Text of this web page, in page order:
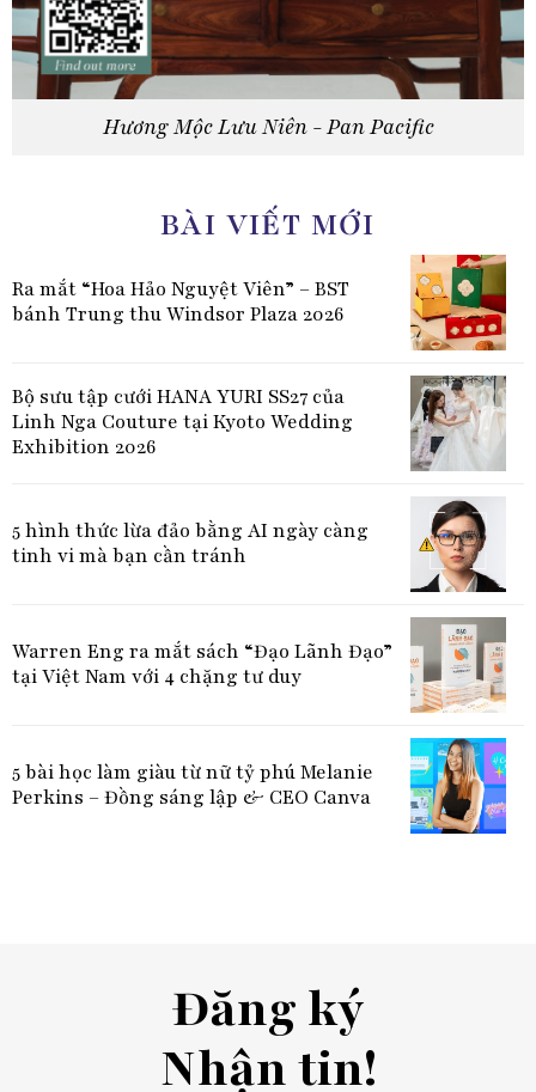
Hương Mộc Lưu Niên - Pan Pacific
BÀI VIẾT MỚI
Ra mắt “Hoa Hảo Nguyệt Viên” – BST
bánh Trung thu Windsor Plaza 2026
Bộ sưu tập cưới HANA YURI SS27 của
Linh Nga Couture tại Kyoto Wedding
Exhibition 2026
5 hình thức lừa đảo bằng AI ngày càng
tinh vi mà bạn cần tránh
Warren Eng ra mắt sách “Đạo Lãnh Đạo”
tại Việt Nam với 4 chặng tư duy
5 bài học làm giàu từ nữ tỷ phú Melanie
Perkins – Đồng sáng lập & CEO Canva
Đăng ký
Nhận tin!